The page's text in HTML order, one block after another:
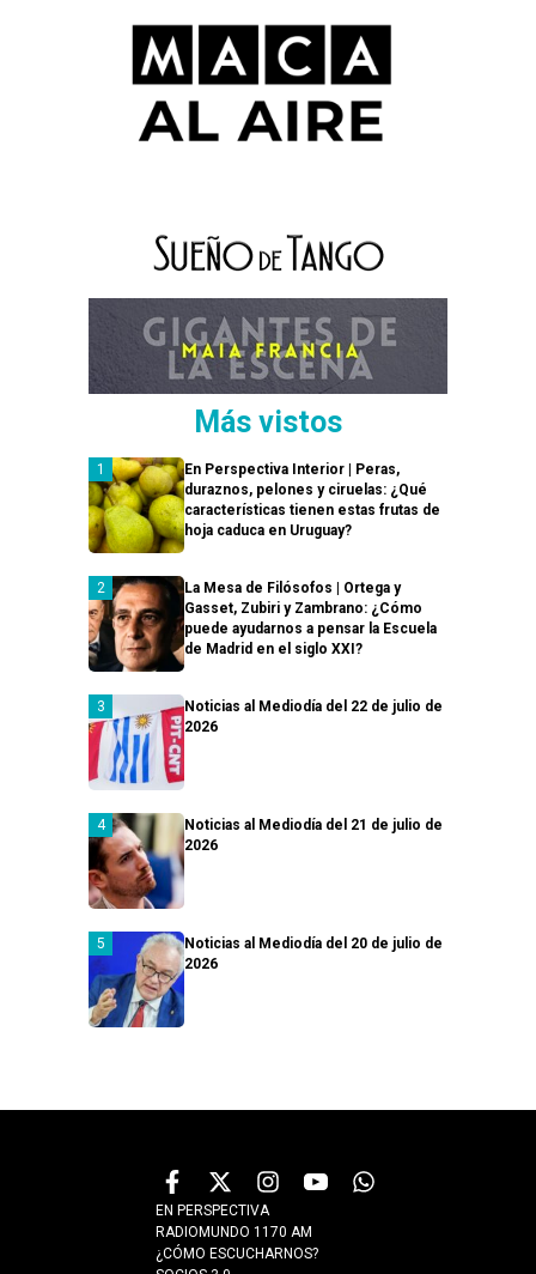
Más vistos
En Perspectiva Interior | Peras,
duraznos, pelones y ciruelas: ¿Qué
características tienen estas frutas de
hoja caduca en Uruguay?
La Mesa de Filósofos | Ortega y
Gasset, Zubiri y Zambrano: ¿Cómo
puede ayudarnos a pensar la Escuela
de Madrid en el siglo XXI?
Noticias al Mediodía del 22 de julio de
2026
Noticias al Mediodía del 21 de julio de
2026
Noticias al Mediodía del 20 de julio de
2026
EN PERSPECTIVA
RADIOMUNDO 1170 AM
¿CÓMO ESCUCHARNOS?